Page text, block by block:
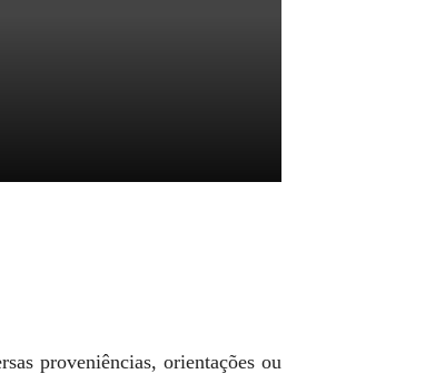
proveniências, orientações ou